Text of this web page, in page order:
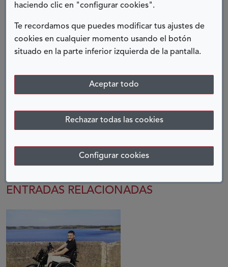
haciendo clic en "configurar cookies".
Te recordamos que puedes modificar tus ajustes de
cookies en cualquier momento usando el botón
situado en la parte inferior izquierda de la pantalla.
Aceptar todo
Rechazar todas las cookies
Configurar cookies
No dejes de hacer cosas que te gusten.
Confía en tus
médicos; ellos te ayudarán a que todo vaya por su
camino. Y sobre todo, normaliza todo lo que conlleva
tener una enfermedad Inflamatoria Intestinal.
afectada por colitis ulcerosa
COMPARTIR:
Facebook
LinkedIn
Telegram
ENTRADAS RELACIONADAS